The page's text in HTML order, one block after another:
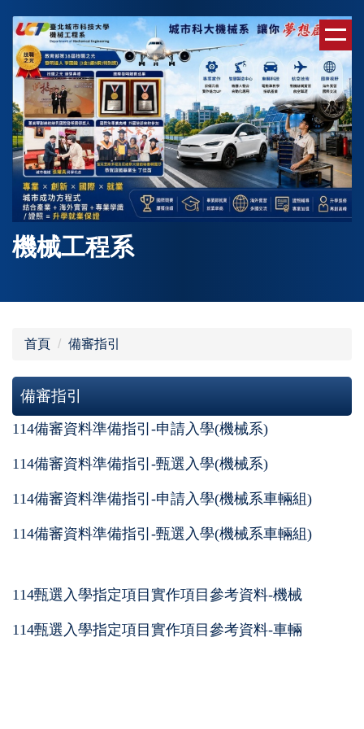
到
主
要
容
區
機械工程系
首頁 備審指引
備審指引
114備審資料準備指引-申請入學(機械系)
114備審資料準備指引-甄選入學(機械系)
114備審資料準備指引-申請入學(機械系車輛組)
114備審資料準備指引-甄選入學(機械系車輛組)
114甄選入學指定項目實作項目參考資料-機械
114甄選入學指定項目實作項目參考資料-車輛